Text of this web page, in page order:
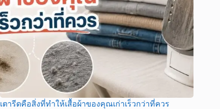
เตารีดคือสิ่งที่ทำให้เสื้อผ้าของคุณเก่าเร็วกว่าที่ควร